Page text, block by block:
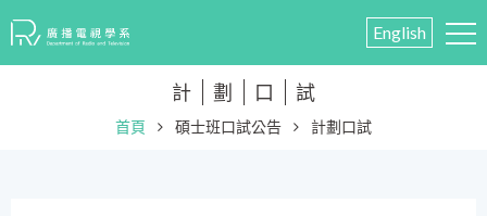
English
計 劃 口 試
首頁 碩士班口試公告 計劃口試